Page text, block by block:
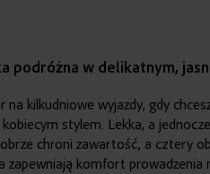
podróżna w delikatnym,
na kilkudniowe wyjazdy, gdy
stylem. Lekka, a
chroni zawartość, a cztery
zapewniają komfort prowadzenia